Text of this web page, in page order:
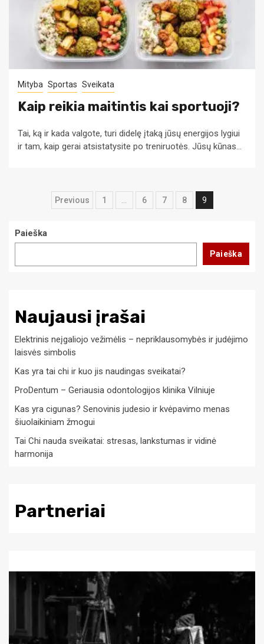
Mityba Sportas Sveikata
Kaip reikia maitintis kai sportuoji?
Tai, ką ir kada valgote, turi didelę įtaką jūsų energijos lygiui
ir tam, kaip gerai atsistatysite po treniruotės. Jūsų kūnas...
Navigacija
įrašų
Previous 1 6 7 8 9
Paieška
Paieška
Naujausi įrašai
Elektrinis neįgaliojo vežimėlis – nepriklausomybės ir judėjimo
laisvės simbolis
Kas yra tai chi ir kuo jis naudingas sveikatai?
ProDentum – Geriausia odontologijos klinika Vilniuje
Kas yra cigunas? Senovinis judesio ir kvėpavimo menas
šiuolaikiniam žmogui
Tai Chi nauda sveikatai: stresas, lankstumas ir vidinė
harmonija
Partneriai